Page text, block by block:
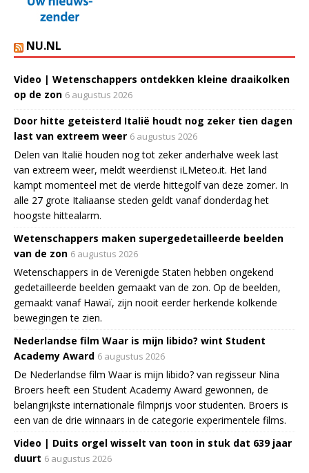
NU.NL
Video | Wetenschappers ontdekken kleine draaikolken
op de zon 6 augustus 2026
Door hitte geteisterd Italië houdt nog zeker tien dagen
last van extreem weer 6 augustus 2026
Delen van Italië houden nog tot zeker anderhalve week last
van extreem weer, meldt weerdienst iLMeteo.it. Het land
kampt momenteel met de vierde hittegolf van deze zomer. In
alle 27 grote Italiaanse steden geldt vanaf donderdag het
hoogste hittealarm.
Wetenschappers maken supergedetailleerde beelden
van de zon 6 augustus 2026
Wetenschappers in de Verenigde Staten hebben ongekend
gedetailleerde beelden gemaakt van de zon. Op de beelden,
gemaakt vanaf Hawaï, zijn nooit eerder herkende kolkende
bewegingen te zien.
Nederlandse film Waar is mijn libido? wint Student
Academy Award 6 augustus 2026
De Nederlandse film Waar is mijn libido? van regisseur Nina
Broers heeft een Student Academy Award gewonnen, de
belangrijkste internationale filmprijs voor studenten. Broers is
een van de drie winnaars in de categorie experimentele films.
Video | Duits orgel wisselt van toon in stuk dat 639 jaar
duurt 6 augustus 2026